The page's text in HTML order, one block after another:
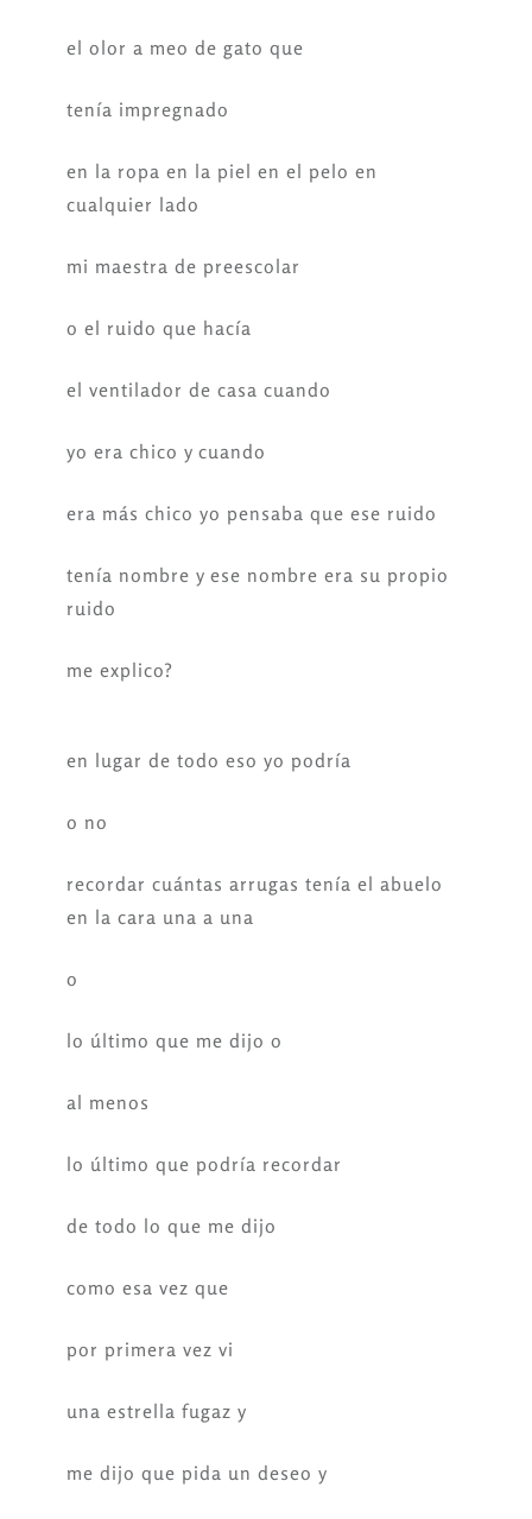
el olor a meo de gato que
tenía impregnado
en la ropa en la piel en el pelo en
cualquier lado
mi maestra de preescolar
o el ruido que hacía
el ventilador de casa cuando
yo era chico y cuando
era más chico yo pensaba que ese ruido
tenía nombre y ese nombre era su propio
ruido
me explico?
en lugar de todo eso yo podría
o no
recordar cuántas arrugas tenía el abuelo
en la cara una a una
o
lo último que me dijo o
al menos
lo último que podría recordar
de todo lo que me dijo
como esa vez que
por primera vez vi
una estrella fugaz y
me dijo que pida un deseo y